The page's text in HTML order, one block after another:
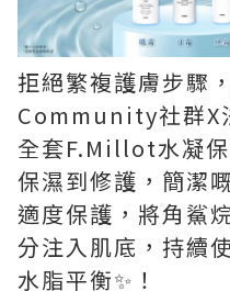
拒絕繁複護膚步驟
Community社群X
全套F.Millot水凝保
保濕到修護，簡潔
適度保護，將角鯊
分注入肌底，持續
水脂平衡✨！